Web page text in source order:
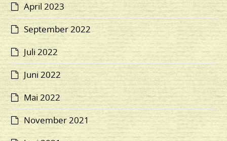
April 2023
September 2022
Juli 2022
Juni 2022
Mai 2022
November 2021